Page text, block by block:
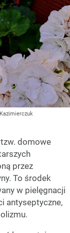
domowe
przez
To środek
w pielęgnacji
antyseptyczne,